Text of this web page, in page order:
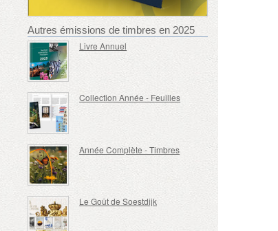
Autres émissions de timbres en 2025
Livre Annuel
Collection Année - Feuilles
Année Complète - Timbres
Le Goût de Soestdijk